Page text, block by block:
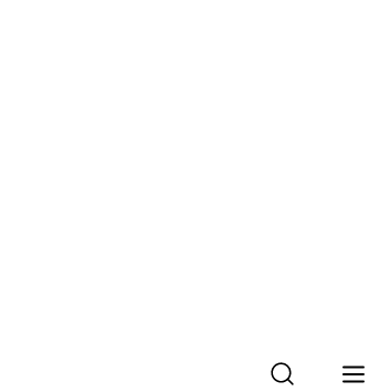
Buscar